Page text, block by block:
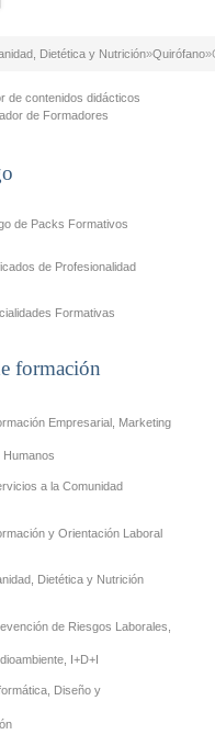
Dietética y Nutrición»Quirófano»
de contenidos didácticos
de Formadores
de Packs Formativos
de Profesionalidad
Formativas
formación
Empresarial, Marketing
a la Comunidad
y Orientación Laboral
Dietética y Nutrición
de Riesgos Laborales,
I+D+I
Diseño y